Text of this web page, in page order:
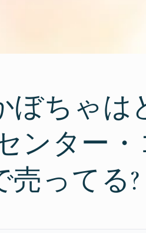
ぼちゃは
ンター
売ってる?